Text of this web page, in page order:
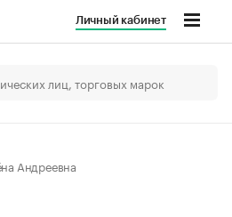
Личный кабинет
Андреевна